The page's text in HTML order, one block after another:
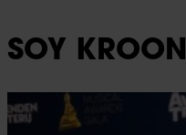
SOY KROON